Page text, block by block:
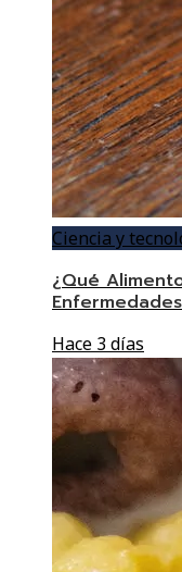
Ciencia y
¿Qué
Hace 3 días